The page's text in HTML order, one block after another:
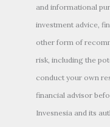
and informational
investment advice,
other form of
risk, including the
conduct your own
financial advisor
Invesnesia and its